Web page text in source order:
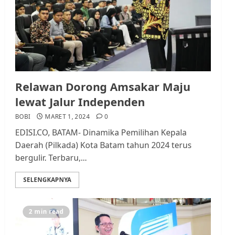
Relawan Dorong Amsakar Maju
lewat Jalur Independen
BOBI MARET 1, 2024 0
EDISI.CO, BATAM- Dinamika Pemilihan Kepala
Daerah (Pilkada) Kota Batam tahun 2024 terus
bergulir. Terbaru,...
SELENGKAPNYA
2 min read